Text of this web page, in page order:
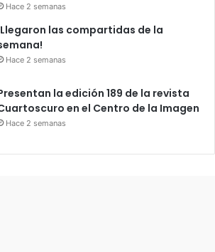
Hace 2 semanas
las compartidas de la
Hace 2 semanas
la edición 189 de la revista
en el Centro de la Imagen
Hace 2 semanas